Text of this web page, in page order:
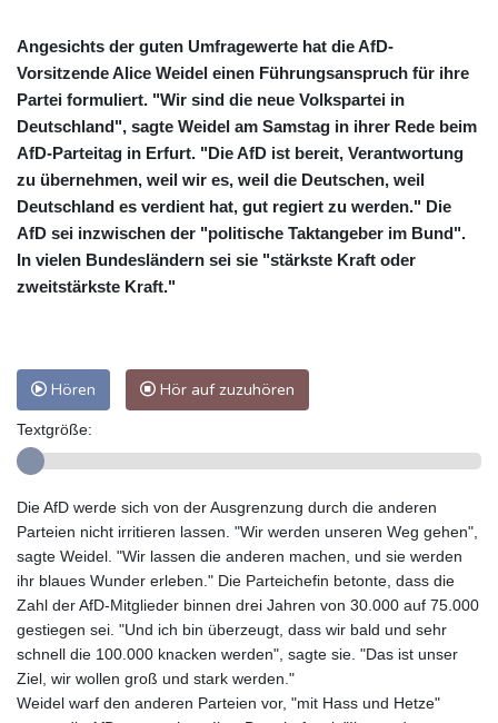
Angesichts der guten Umfragewerte hat die AfD-
Vorsitzende Alice Weidel einen Führungsanspruch für ihre
Partei formuliert. "Wir sind die neue Volkspartei in
Deutschland", sagte Weidel am Samstag in ihrer Rede beim
AfD-Parteitag in Erfurt. "Die AfD ist bereit, Verantwortung
zu übernehmen, weil wir es, weil die Deutschen, weil
Deutschland es verdient hat, gut regiert zu werden." Die
AfD sei inzwischen der "politische Taktangeber im Bund".
In vielen Bundesländern sei sie "stärkste Kraft oder
zweitstärkste Kraft."
Hören Hör auf zuzuhören
Textgröße:
Die AfD werde sich von der Ausgrenzung durch die anderen
Parteien nicht irritieren lassen. "Wir werden unseren Weg gehen",
sagte Weidel. "Wir lassen die anderen machen, und sie werden
ihr blaues Wunder erleben." Die Parteichefin betonte, dass die
Zahl der AfD-Mitglieder binnen drei Jahren von 30.000 auf 75.000
gestiegen sei. "Und ich bin überzeugt, dass wir bald und sehr
schnell die 100.000 knacken werden", sagte sie. "Das ist unser
Ziel, wir wollen groß und stark werden."
Weidel warf den anderen Parteien vor, "mit Hass und Hetze"